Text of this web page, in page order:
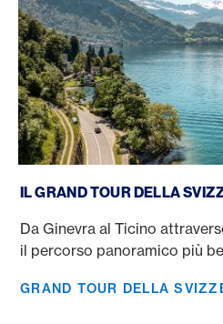
IL GRAND TOUR DELLA
Da Ginevra al Ticino
il percorso panoramico più
GRAND TOUR DELLA